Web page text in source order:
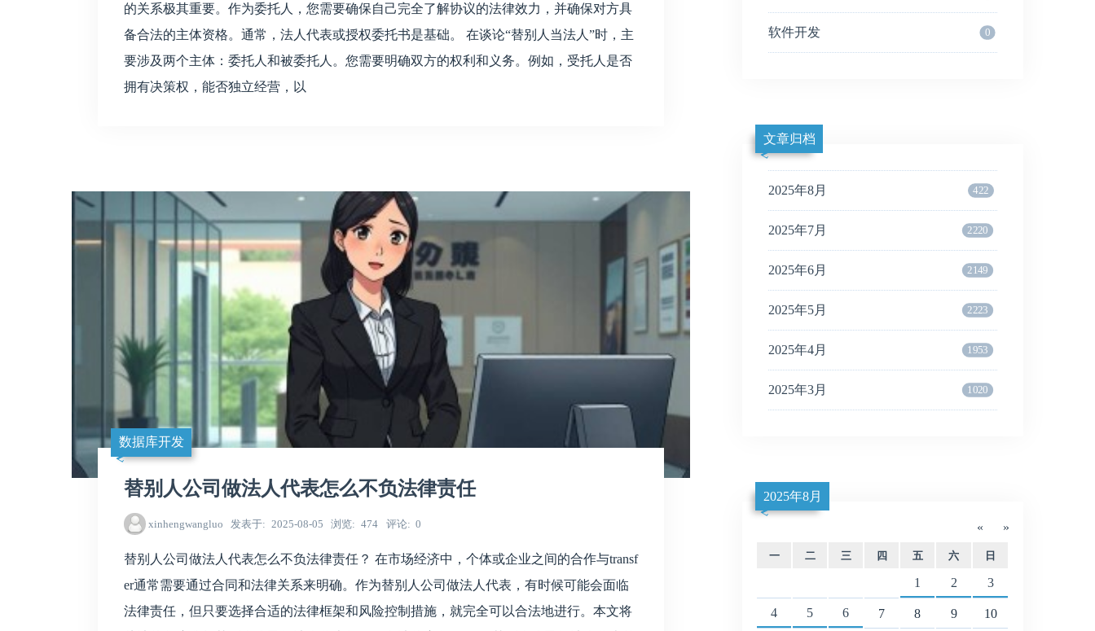
的关系极其重要。作为委托人，您需要确保自己完全了解协议的法律效力，并确保对方具
备合法的主体资格。通常，法人代表或授权委托书是基础。 在谈论“替别人当法人”时，主
要涉及两个主体：委托人和被委托人。您需要明确双方的权利和义务。例如，受托人是否
拥有决策权，能否独立经营，以
数据库开发
替别人公司做法人代表怎么不负法律责任
xinhengwangluo 发表于 2025-08-05 浏览 474 评论 0
替别人公司做法人代表怎么不负法律责任？ 在市场经济中，个体或企业之间的合作与transf
er通常需要通过合同和法律关系来明确。作为替别人公司做法人代表，有时候可能会面临
法律责任，但只要选择合适的法律框架和风险控制措施，就完全可以合法地进行。本文将
软件开发 0
文章归档
2025年8月 422
2025年7月 2220
2025年6月 2149
2025年5月 2223
2025年4月 1953
2025年3月 1020
«
2025年8月
»
一 二 三 四 五 六 日
1 2 3
4 5 6 7 8 9 10